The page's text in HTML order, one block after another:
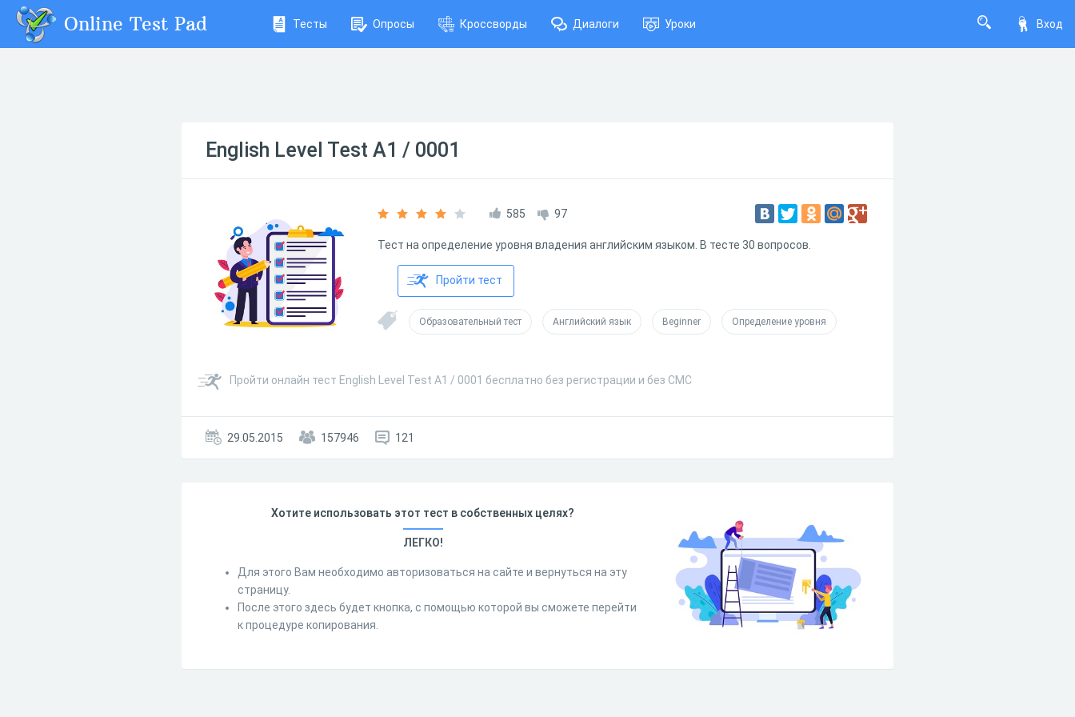
Вход
Online Test Pad Тесты Опросы Кроссворды Диалоги Уроки
English Level Test A1 / 0001
585 97
Тест на определение уровня владения английским языком. В тесте 30 вопросов.
Пройти тест
Образовательный тест Английский язык Beginner Определение уровня
Пройти онлайн тест English Level Test A1 / 0001 бесплатно без регистрации и без СМС
29.05.2015 157946 121
Хотите использовать этот тест в собственных целях?
ЛЕГКО!
Для этого Вам необходимо авторизоваться на сайте и вернуться на эту
страницу.
После этого здесь будет кнопка, с помощью которой вы сможете перейти
к процедуре копирования.